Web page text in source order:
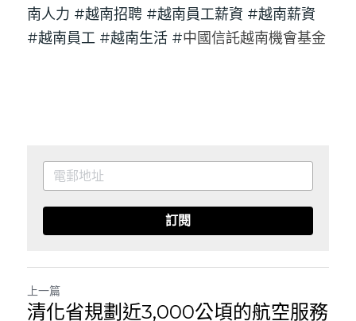
南人力 #越南招聘 #越南員工薪資 #越南薪資
#越南員工 #越南生活 #中國信託越南機會基金
訂閱
上一篇
清化省規劃近3,000公頃的航空服務